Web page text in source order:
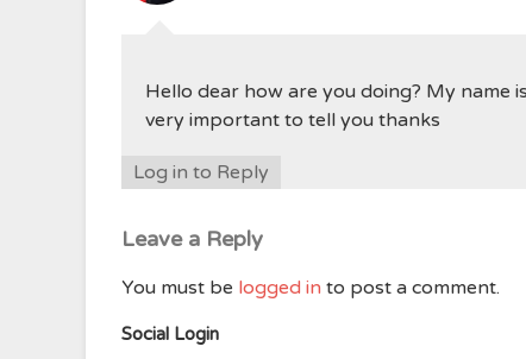
Hello dear how are you doing? My name
very important to tell you thanks
Log in to Reply
Leave a Reply
You must be logged in to post a comment.
Social Login